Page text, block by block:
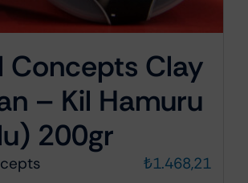
Concepts Clay
– Kil Hamuru
200gr
₺1.468,21